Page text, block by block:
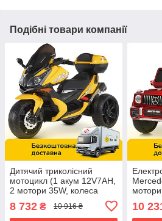
Подібні товари компанії
Дитячий триколісний
мотоцикл (1 акум 12V7AH,
2 мотори 35W, колеса
4852EL-6 Жовтий
8 732 ₴ 10 916 ₴
M
10